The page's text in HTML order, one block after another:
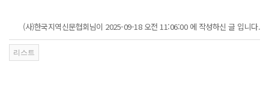
(사)한국지역신문협회님이 2025-09-18 오전 11:06:00 에 작성하신 글 입니다.